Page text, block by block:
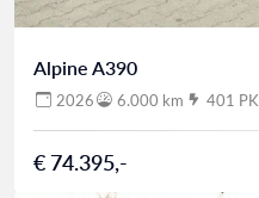
Alpine A390
2026 6.000 km 401 PK
€ 74.395,-